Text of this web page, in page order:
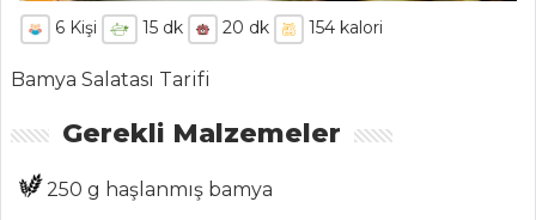
ANASAYFA
BLOG
6 Kişi 15dk 20 dk 154kalori
Bamya Salatası Tarifi
Gerekli Malzemeler
250 g haşlanmış bamya